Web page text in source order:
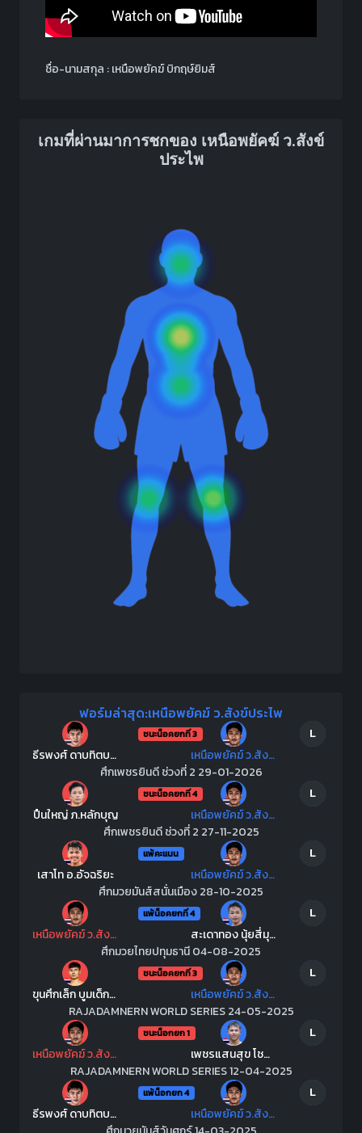
ชื่อ-นามสกุล : เหนือพยัคฆ์ บิกฤษ์ยิมส์
เกมที่ผ่านมาการชกของ เหนือพยัคฆ์ ว.สังข์
ประไพ
ฟอร์มล่าสุด:เหนือพยัคฆ์ ว.สังข์ประไพ
ชนะน็อคยกที่ 3
L
ธีรพงศ์ ดาบทิตบางรัก
เหนือพยัคฆ์ ว.สังข์ประไพ
ศึกเพชรยินดี ช่วงที่ 2 29-01-2026
ชนะน็อคยกที่ 4
L
ปืนใหญ่ ภ.หลักบุญ
เหนือพยัคฆ์ ว.สังข์ประไพ
ศึกเพชรยินดี ช่วงที่ 2 27-11-2025
แพ้คะแนน
L
เสาโท อ.อัจฉริยะ
เหนือพยัคฆ์ ว.สังข์ประไพ
ศึกมวยมันส์สนั่นเมือง 28-10-2025
แพ้น็อคยกที่ 4
L
เหนือพยัคฆ์ ว.สังข์ประไพ
สะเดาทอง นุ้ยสี่มุมเมือง
ศึกมวยไทยปทุมธานี 04-08-2025
ชนะน็อคยกที่ 3
L
ขุนศึกเล็ก บูมเด็กเซียน
เหนือพยัคฆ์ ว.สังข์ประไพ
RAJADAMNERN WORLD SERIES 24-05-2025
ชนะน็อกยก 1
L
เหนือพยัคฆ์ ว.สังข์ประไพ
เพชรแสนสุข โชติบางแสน
RAJADAMNERN WORLD SERIES 12-04-2025
แพ้น็อกยก 4
L
ธีรพงศ์ ดาบทิตบางรัก
เหนือพยัคฆ์ ว.สังข์ประไพ